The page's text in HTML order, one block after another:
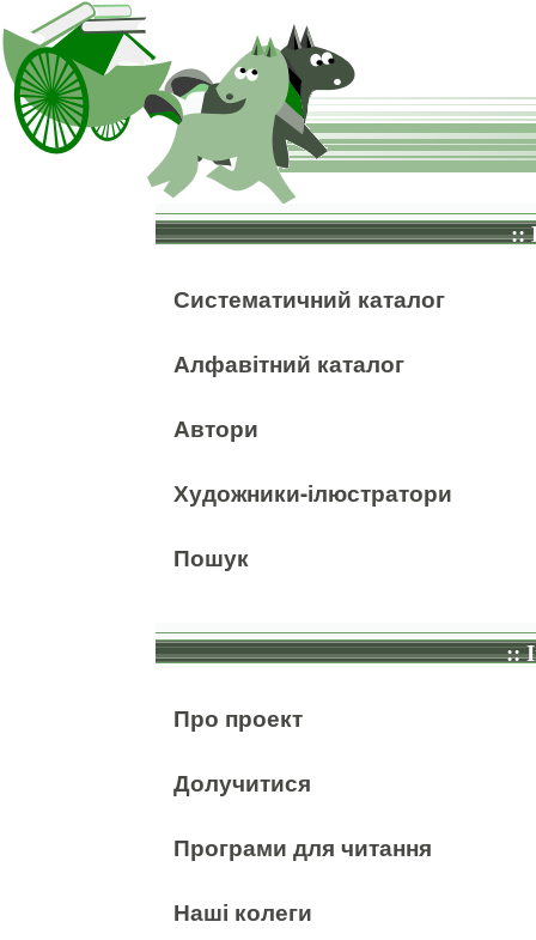
::
Систематичний каталог
Алфавітний каталог
Автори
Художники-ілюстратори
Пошук
::
Про проект
Долучитися
Програми для читання
Наші колеги